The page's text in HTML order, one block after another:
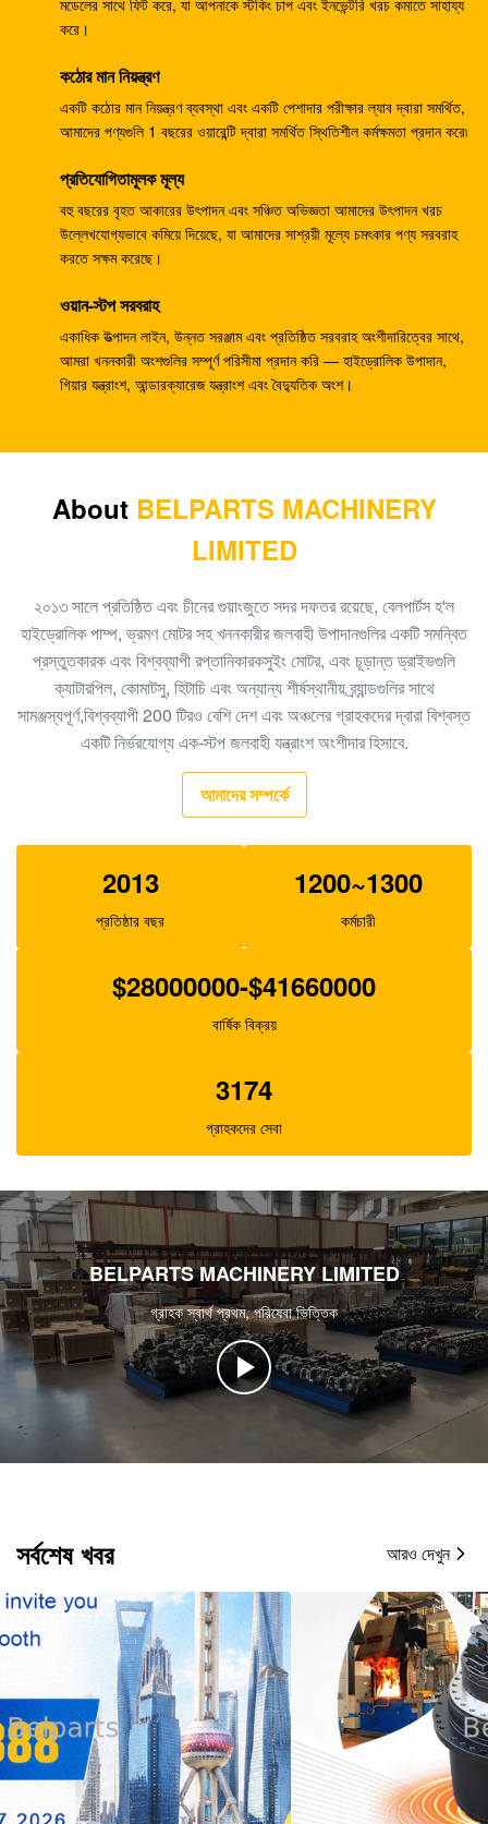
K3v112 হাইড্রোলিক পাম্প, SK230-6 SK250-6 খননকারী পাইলট
পাম্প YN10V00014F1
টিএম 35VL YN15V00007F1 ট্র্যাভেল মোটর অ্যাসি SK200-6
এসকে ২০০-৩ এর জন্য
6/7 কোমাটসু ট্র্যাভেল মোটর
TM40 ট্র্যাভেল মোটর অ্যাসি
ডিএনবি 50 ট্র্যাভেল মোটর অ্যাসি, আর 290LC-7 R300-7 DX300-
7 এর জন্য টিএম 60 ফাইনাল গিয়ার ড্রাইভ
Tm70 হাইড্রোলিক ফাইনাল ড্রাইভ মোটর EC330 EC360 DX340
DX375 R375 R360
200-6 জেডএক্স 200-1
9181678 ট্র্যাভেল মোটর অ্যাসি, এক্সক্যাভেটর ফাইনাল ড্রাইভ ZX230
9218031 এইচপিভি 116 হাইড্রোলিক পাইলট পাম্প, জেডএক্স 330
খননকারীর জন্য এইচপিভি 0145 হাইড্রোলিক পাম্প
9190294 হাইড্রোলিক ফাইনাল ড্রাইভ ZX240-3 ZX240-5
ZX250-3 ZX250-5
150 কেজি আর 140 এলসি -9 এস আর 150-9 হুন্ডাই ফাইনাল ড্রাইভ
খননকারক K3V63DT হাইড্রোলিক পাম্প DH150-7 XE135 তেল
করে।
কঠোর মান নিয়ন্ত্রণ
একটি কঠোর মান নিয়ন্ত্রণ ব্যবস্থা এবং একটি পেশাদার পরীক্ষার ল্যাব দ্বারা সমর্থিত,
আমাদের পণ্যগুলি 1 বছরের ওয়ারেন্টি দ্বারা সমর্থিত স্থিতিশীল কর্মক্ষমতা প্রদান করে৷
প্রতিযোগিতামূলক মূল্য
বহু বছরের বৃহত আকারের উৎপাদন এবং সঞ্চিত অভিজ্ঞতা আমাদের উৎপাদন খরচ
উল্লেখযোগ্যভাবে কমিয়ে দিয়েছে, যা আমাদের সাশ্রয়ী মূল্যে চমৎকার পণ্য সরবরাহ
করতে সক্ষম করেছে।
ওয়ান-স্টপ সরবরাহ
একাধিক উত্পাদন লাইন, উন্নত সরঞ্জাম এবং প্রতিষ্ঠিত সরবরাহ অংশীদারিত্বের সাথে,
আমরা খননকারী অংশগুলির সম্পূর্ণ পরিসীমা প্রদান করি — হাইড্রোলিক উপাদান,
গিয়ার যন্ত্রাংশ, আন্ডারক্যারেজ যন্ত্রাংশ এবং বৈদ্যুতিক অংশ।
About BELPARTS MACHINERY
LIMITED
২০১৩ সালে প্রতিষ্ঠিত এবং চীনের গুয়াংজুতে সদর দফতর রয়েছে, বেলপার্টস হ'ল
হাইড্রোলিক পাম্প, ভ্রমণ মোটর সহ খননকারীর জলবাহী উপাদানগুলির একটি সমন্বিত
প্রস্তুতকারক এবং বিশ্বব্যাপী রপ্তানিকারকসুইং মোটর, এবং চূড়ান্ত ড্রাইভগুলি
ক্যাটারপিল, কোমাটসু, হিটাচি এবং অন্যান্য শীর্ষস্থানীয় ব্র্যান্ডগুলির সাথে
সামঞ্জস্যপূর্ণ,বিশ্বব্যাপী 200 টিরও বেশি দেশ এবং অঞ্চলের গ্রাহকদের দ্বারা বিশ্বস্ত
একটি নির্ভরযোগ্য এক-স্টপ জলবাহী যন্ত্রাংশ অংশীদার হিসাবে.
আমাদের সম্পর্কে
2013
প্রতিষ্ঠার বছর
1200~1300
কর্মচারী
$28000000-$41660000
বার্ষিক বিক্রয়
3174
গ্রাহকদের সেবা
BELPARTS MACHINERY LIMITED
গ্রাহক স্বার্থ প্রথম, পরিষেবা ভিত্তিক
সর্বশেষ খবর আরও দেখুন